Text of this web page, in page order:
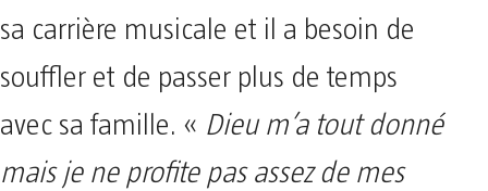
sa carrière musicale et il a besoin de
souffler et de passer plus de temps
avec sa famille. « Dieu m’a tout donné
mais je ne profite pas assez de mes